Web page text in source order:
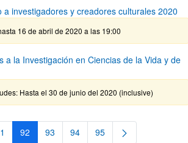
a investigadores y creadores culturales 2020
16 de abril de 2020 a las 19:00
a la Investigación en Ciencias de la Vida y de
Hasta el 30 de junio del 2020 (inclusive)
intermedias Use TAB para desplazarse.
Página
92 Página
93 Página
94 Página
95